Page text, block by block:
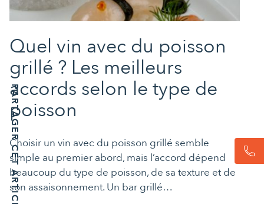
PARTAGER CET ARTICLE
Quel vin avec du poisson
grillé ? Les meilleurs
accords selon le type de
poisson
Choisir un vin avec du poisson grillé semble
simple au premier abord, mais l’accord dépend
beaucoup du type de poisson, de sa texture et de
son assaisonnement. Un bar grillé…